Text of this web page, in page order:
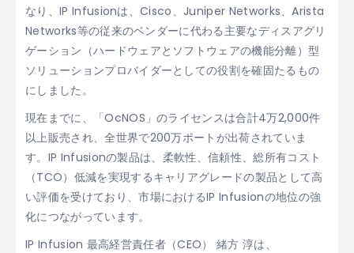
なり、IP Infusionは、Cisco、Juniper Networks、Arista
Networks等の従来のベンダーに代わる主要なディスアグリ
ゲーション（ハードウェアとソフトウェアの機能分離）型
ソリューションプロバイダーとしての役割を確固たるもの
にしました。
現在までに、「OcNOS」のライセンスは合計4万2,000件
以上販売され、全世界で200万ポートが出荷されていま
す。IP Infusionの製品は、柔軟性、信頼性、総所有コスト
（TCO）低減を実現するキャリアグレードの製品として高
い評価を受けており、市場におけるIP Infusionの地位の強
化につながっています。
IP Infusion 最高経営責任者（CEO） 緒方 淳は、